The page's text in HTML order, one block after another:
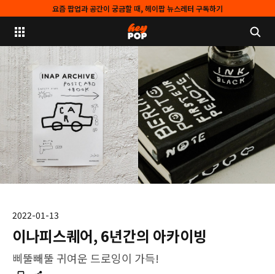
요즘 팝업과 공간이 궁금할 때, 헤이팝 뉴스레터 구독하기
2022-01-13
이나피스퀘어, 6년간의 아카이빙
삐뚤빼뚤 귀여운 드로잉이 가득!